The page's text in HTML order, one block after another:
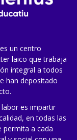
un centro
laico que trabaja
integral a todos
han depositado
es impartir
en todas las
permita a cada